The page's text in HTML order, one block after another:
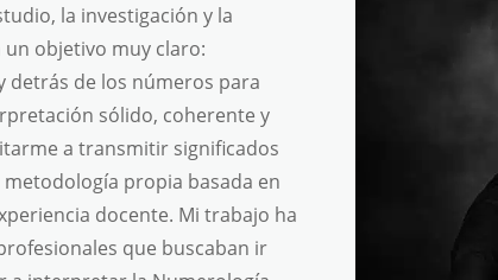
la investigación y la
un objetivo muy claro:
detrás de los números para
sólido, coherente y
a transmitir significados
propia basada en
docente. Mi trabajo ha
que buscaban ir